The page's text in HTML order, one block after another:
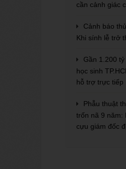
cần cảnh giác
Cảnh báo
Khi sính lễ trở
Gần 1.200 tỷ
học sinh
hỗ trợ trực tiếp
Phẫu thuật
trốn nã 9 năm:
cựu giám đốc